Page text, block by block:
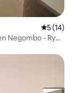
5 (14)
Negombo - Ryke